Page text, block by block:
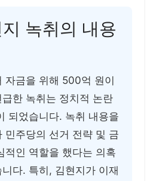
지 녹취의 내용
자금을 위해 500억 원이
한 녹취는 정치적 논란
되었습니다. 녹취 내용을
민주당의 선거 전략 및 금
적인 역할을 했다는 의혹
다. 특히, 김현지가 이재